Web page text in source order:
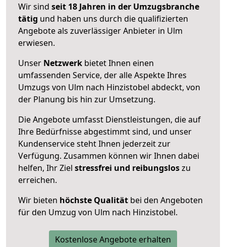
Wir sind seit 18 Jahren in der Umzugsbranche
tätig und haben uns durch die qualifizierten
Angebote als zuverlässiger Anbieter in Ulm
erwiesen.
Unser Netzwerk bietet Ihnen einen
umfassenden Service, der alle Aspekte Ihres
Umzugs von Ulm nach Hinzistobel abdeckt, von
der Planung bis hin zur Umsetzung.
Die Angebote umfasst Dienstleistungen, die auf
Ihre Bedürfnisse abgestimmt sind, und unser
Kundenservice steht Ihnen jederzeit zur
Verfügung. Zusammen können wir Ihnen dabei
helfen, Ihr Ziel stressfrei und reibungsloszu
erreichen.
Wir bieten höchste Qualität bei den Angeboten
für den Umzug von Ulm nach Hinzistobel.
Kostenlose Angebote erhalten